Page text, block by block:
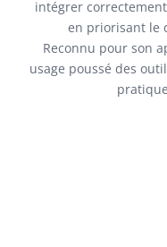
intégrer
en priorisant le
Reconnu pour son
usage poussé des